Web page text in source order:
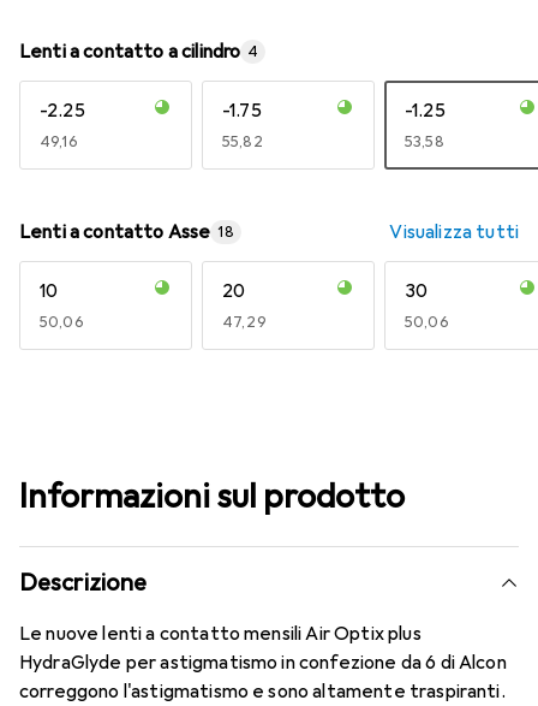
Lenti a contatto a cilindro 4
-2.25
EUR
49,16
-1.75
EUR
55,82
-1.25
EUR
53,58
Lenti a contatto Asse 18 Visualizza tutti
10
EUR
50,06
20
EUR
47,29
30
EUR
50,06
Informazioni sul prodotto
Descrizione
Le nuove lenti a contatto mensili Air Optix plus
HydraGlyde per astigmatismo in confezione da 6 di Alcon
correggono l'astigmatismo e sono altamente traspiranti.